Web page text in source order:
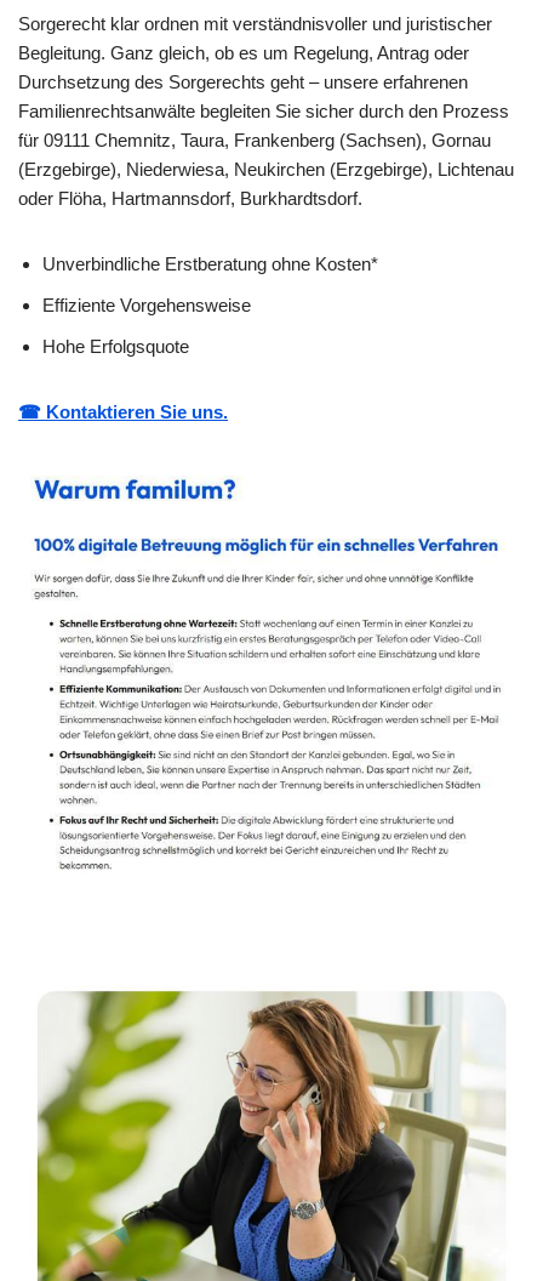
Sorgerecht klar ordnen mit verständnisvoller und juristischer
Begleitung. Ganz gleich, ob es um Regelung, Antrag oder
Durchsetzung des Sorgerechts geht – unsere erfahrenen
Familienrechtsanwälte begleiten Sie sicher durch den Prozess
für 09111 Chemnitz, Taura, Frankenberg (Sachsen), Gornau
(Erzgebirge), Niederwiesa, Neukirchen (Erzgebirge), Lichtenau
oder Flöha, Hartmannsdorf, Burkhardtsdorf.
Unverbindliche Erstberatung ohne Kosten*
Effiziente Vorgehensweise
Hohe Erfolgsquote
☎ Kontaktieren Sie uns.